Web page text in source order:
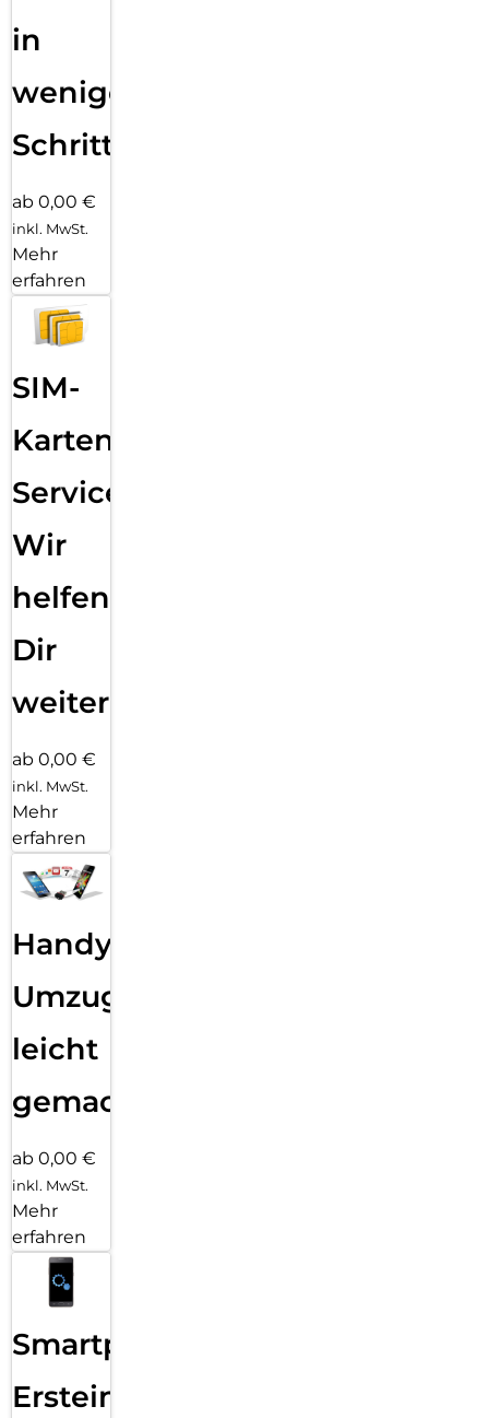
in
wenigen
Schritten
ab 0,00 €
inkl. MwSt.
Mehr
erfahren
SIM-
Karten
Service:
Wir
helfen
Dir
weiter
ab 0,00 €
inkl. MwSt.
Mehr
erfahren
Handy
Umzug
leicht
gemacht!
ab 0,00 €
inkl. MwSt.
Mehr
erfahren
Smartphone
Ersteinrichtung